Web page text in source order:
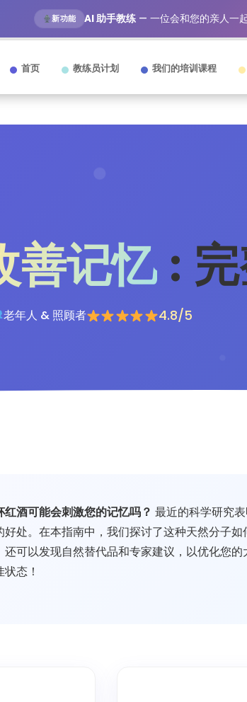
新功能 AI 助手教练 — 一位会和您的亲人一
首页 教练员计划 我们的培训课程
善记忆 :
老年人 & 照顾者 4.8/5
红酒可能会刺激您的记忆吗？ 最近的科学研究
好处。在本指南中，我们探讨了这种天然分子
还可以发现自然替代品和专家建议，以优化您
态！